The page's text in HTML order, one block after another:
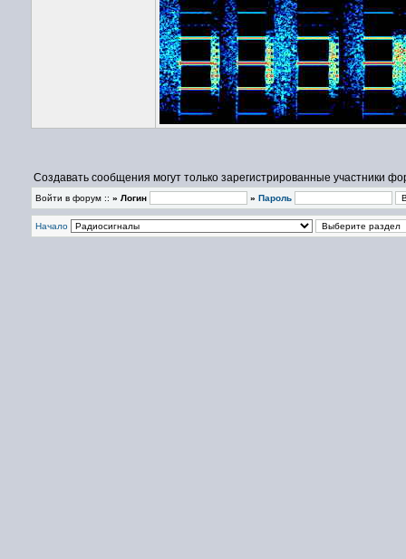
Создавать сообщения могут только зарегистрированные участники
Войти в форум :: » Логин » Пароль
Начало